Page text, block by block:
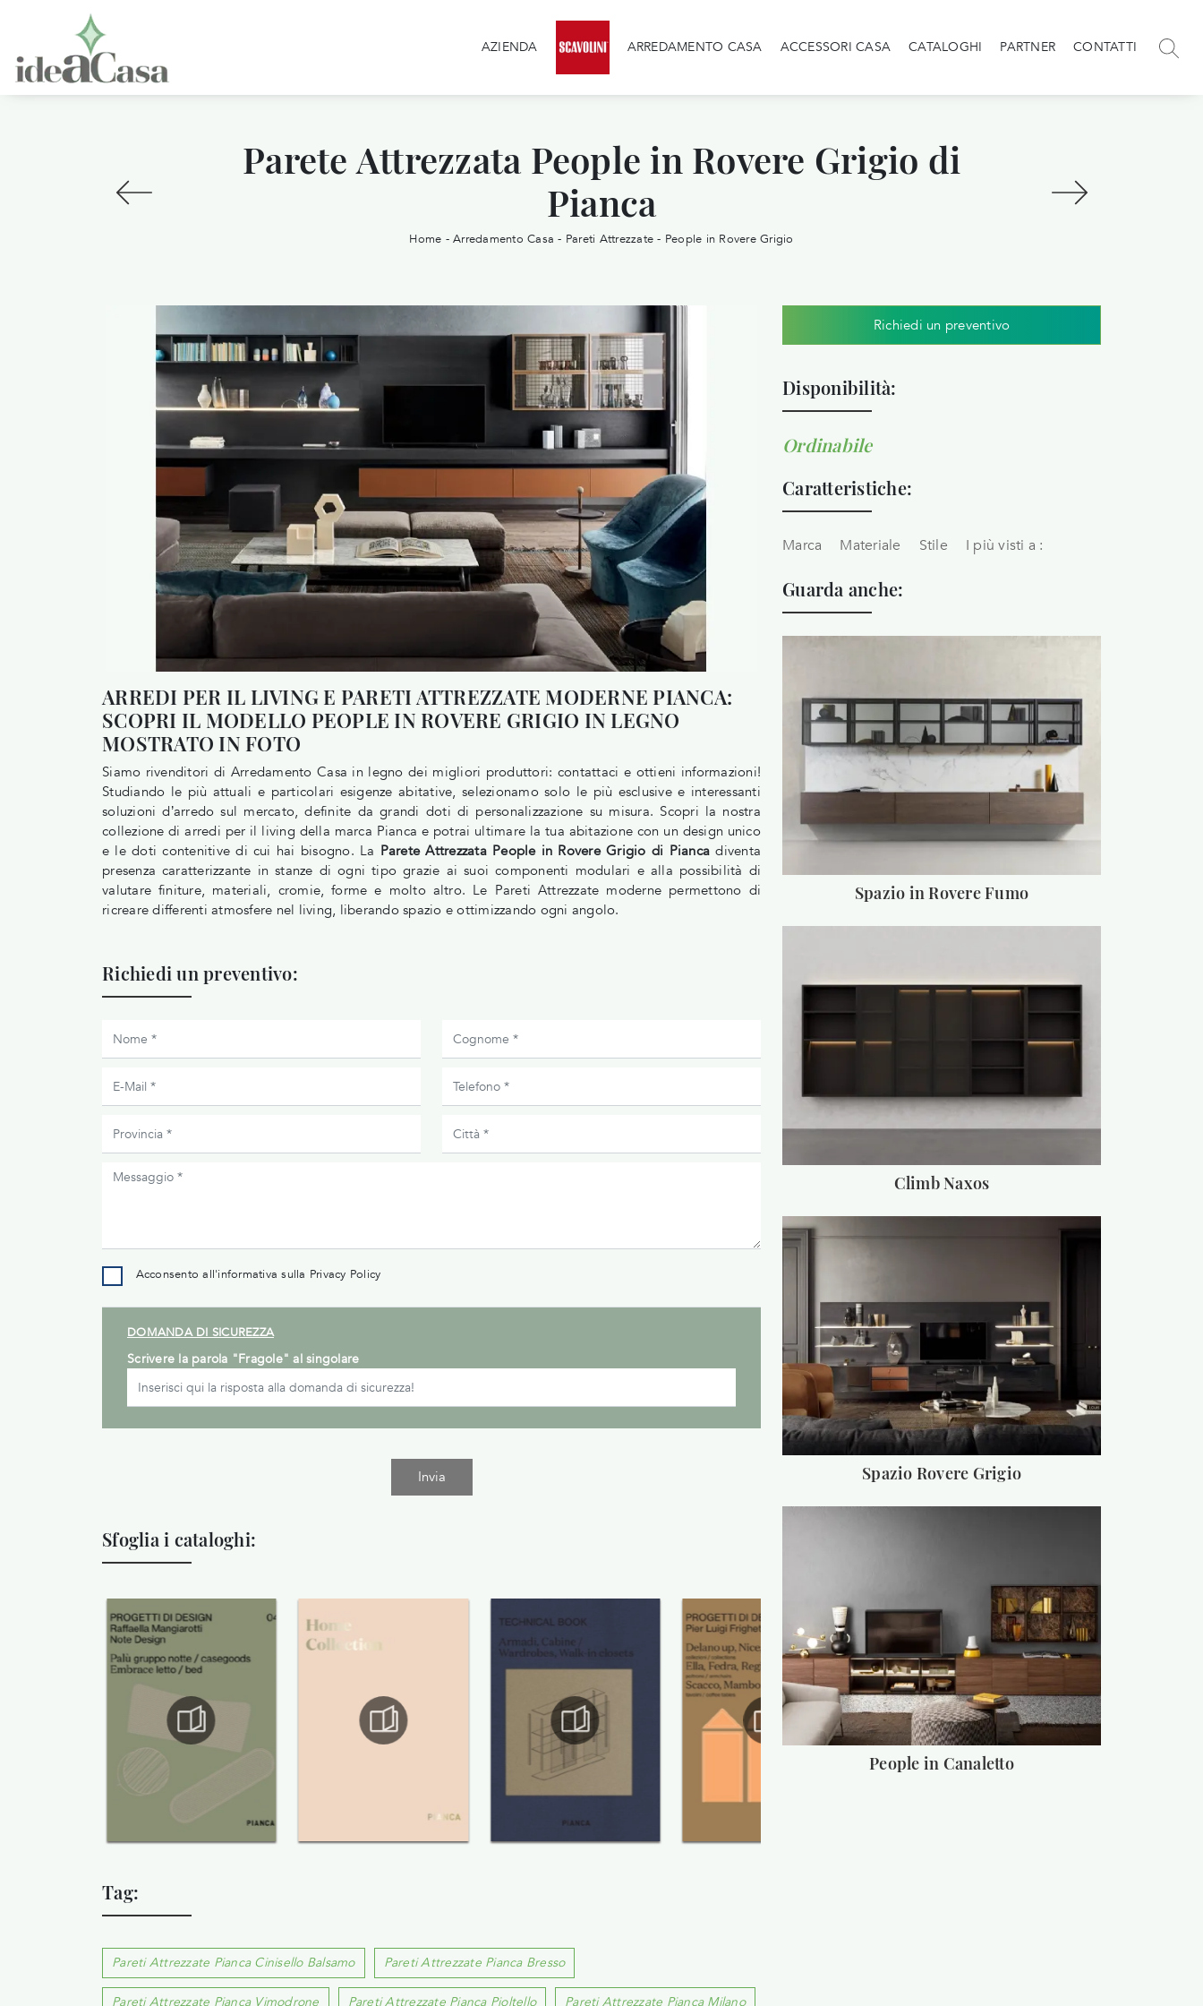
AZIENDA ARREDAMENTO CASA ACCESSORI CASA CATALOGHI PARTNER CONTATTI
Parete Attrezzata People in Rovere Grigio di
Pianca
Home -Arredamento Casa - Pareti Attrezzate - People in Rovere Grigio
ARREDI PER IL LIVING E PARETI ATTREZZATE MODERNE PIANCA:
SCOPRI IL MODELLO PEOPLE IN ROVERE GRIGIO IN LEGNO
MOSTRATO IN FOTO
Siamo rivenditori di Arredamento Casa in legno dei migliori produttori: contattaci e ottieni informazioni!
Studiando le più attuali e particolari esigenze abitative, selezionamo solo le più esclusive e interessanti
soluzioni d’arredo sul mercato, definite da grandi doti di personalizzazione su misura. Scopri la nostra
collezione di arredi per il living della marca Pianca e potrai ultimare la tua abitazione con un design unico
e le doti contenitive di cui hai bisogno. La Parete Attrezzata People in Rovere Grigio di Pianca diventa
presenza caratterizzante in stanze di ogni tipo grazie ai suoi componenti modulari e alla possibilità di
valutare finiture, materiali, cromie, forme e molto altro. Le Pareti Attrezzate moderne permettono di
ricreare differenti atmosfere nel living, liberando spazio e ottimizzando ogni angolo.
Richiedi un preventivo:
Acconsento all'informativa sulla Privacy Policy
DOMANDA DI SICUREZZA
Scrivere la parola "Fragole" al singolare
Invia
Sfoglia i cataloghi:
Tag:
Pareti Attrezzate Pianca Cinisello Balsamo Pareti Attrezzate Pianca Bresso
Pareti Attrezzate Pianca Vimodrone Pareti Attrezzate Pianca Pioltello Pareti Attrezzate Pianca Milano
Richiedi un preventivo
Disponibilità:
Ordinabile
Caratteristiche:
Marca Materiale Stile I più visti a :
Guarda anche:
Spazio in Rovere Fumo
Climb Naxos
Spazio Rovere Grigio
People in Canaletto